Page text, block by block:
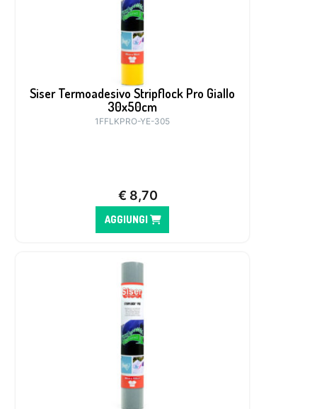
Siser Termoadesivo Stripflock Pro Giallo
30x50cm
1FFLKPRO-YE-305
€ 8,70
AGGIUNGI